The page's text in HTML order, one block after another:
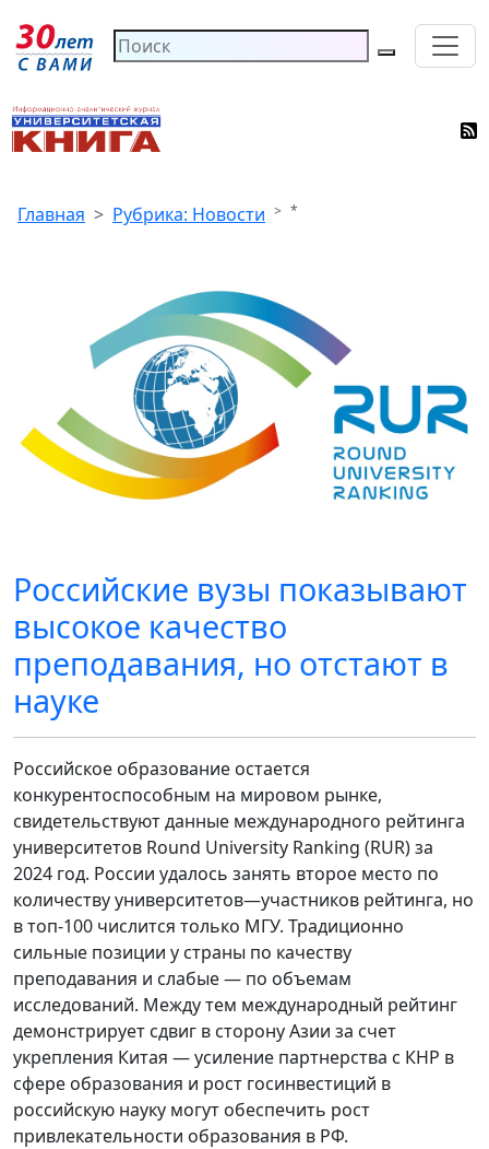
Главная Рубрика: Новости *
Российские вузы показывают
высокое качество
преподавания, но отстают в
науке
Российское образование остается
конкурентоспособным на мировом рынке,
свидетельствуют данные международного рейтинга
университетов Round University Ranking (RUR) за
2024 год. России удалось занять второе место по
количеству университетов—участников рейтинга, но
в топ-100 числится только МГУ. Традиционно
сильные позиции у страны по качеству
преподавания и слабые — по объемам
исследований. Между тем международный рейтинг
демонстрирует сдвиг в сторону Азии за счет
укрепления Китая — усиление партнерства с КНР в
сфере образования и рост госинвестиций в
российскую науку могут обеспечить рост
привлекательности образования в РФ.